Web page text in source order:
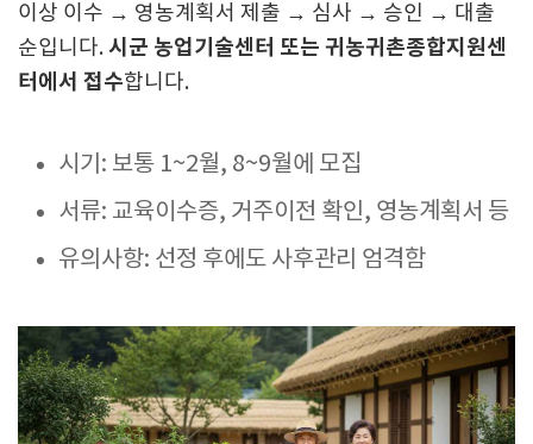
이상 이수 → 영농계획서 제출 → 심사 → 승인 → 대출
순입니다.시군 농업기술센터 또는 귀농귀촌종합지원센
터에서 접수합니다.
시기: 보통 1~2월, 8~9월에 모집
서류: 교육이수증, 거주이전 확인, 영농계획서 등
유의사항: 선정 후에도 사후관리 엄격함